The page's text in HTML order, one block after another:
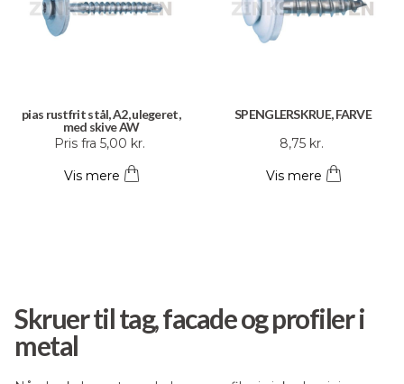
pias rustfrit stål, A2, ulegeret,
med skive AW
Pris fra 5,00 kr.
Vis mere
Dette
har
varesiden
SPENGLERSKRUE, FARVE
8,75 kr.
Vis mere
Dette
har
varesiden
Skruer til tag, facade og profiler i
metal